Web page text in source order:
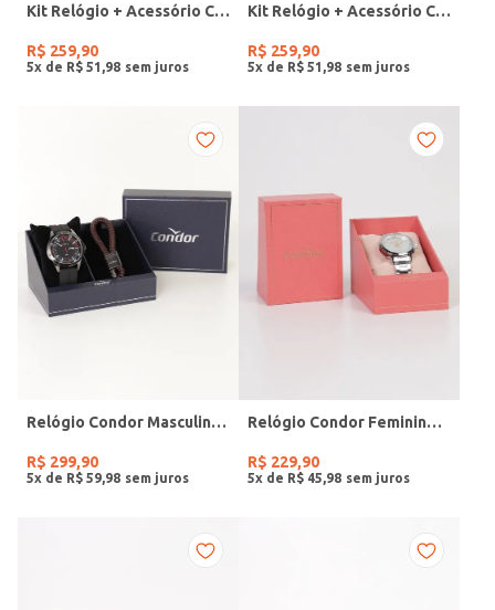
Kit Relógio + Acessório Condor Feminino DOURADO
R$ 259,90
5x de R$ 51 98
Kit Relógio + Acessório Condor Feminino DOURADO
R$ 259,90
5x de R$ 51 98
Relógio Condor Masculino PRETO
R$ 299,90
5x de R$ 59 98
Relógio Condor Feminino PRATA
R$ 229,90
5x de R$ 45 98